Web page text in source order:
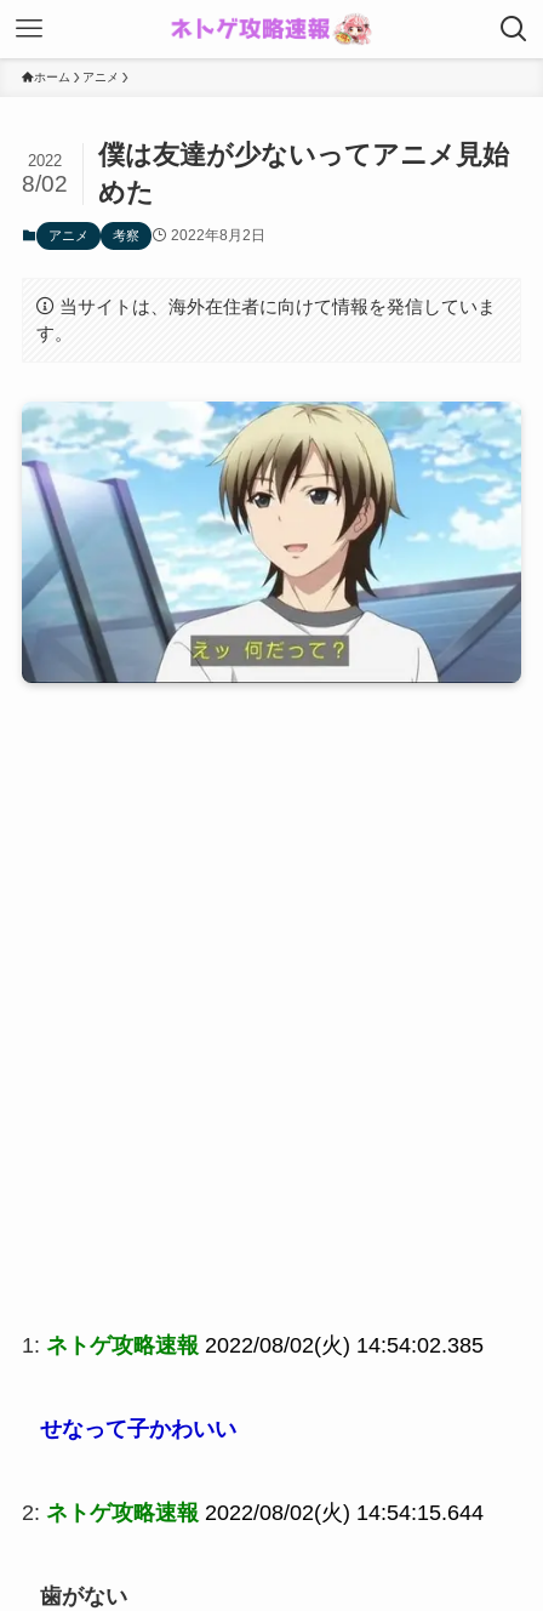
ホーム アニメ
僕は友達が少ないってアニメ見始
めた
2022
8/02
アニメ 考察 2022年8月2日
当サイトは、海外在住者に向けて情報を発信していま
す。
1: ネトゲ攻略速報 2022/08/02(火) 14:54:02.385
せなって子かわいい
2: ネトゲ攻略速報 2022/08/02(火) 14:54:15.644
歯がない